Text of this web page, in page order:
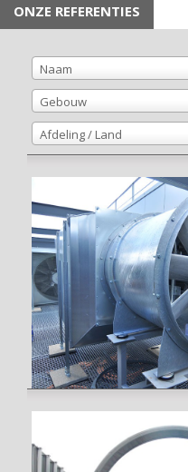
ONZE REFERENTIES
Naam
Gebouw
Afdeling / Land